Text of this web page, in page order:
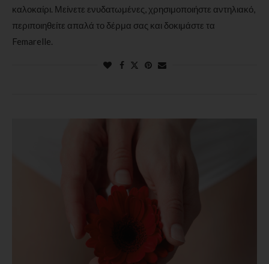
καλοκαίρι. Μείνετε ενυδατωμένες, χρησιμοποιήστε αντηλιακό,
περιποιηθείτε απαλά το δέρμα σας και δοκιμάστε τα
Femarelle.